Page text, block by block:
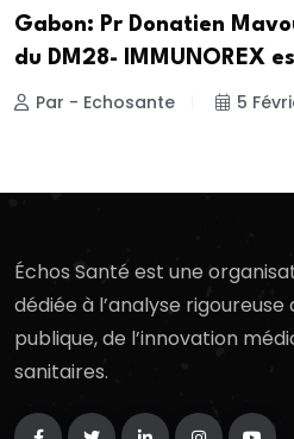
Gabon: Pr Donatien
du DM28- IMMUNOREX
Par - Echosante 5
Échos Santé est une
dédiée à l’analyse
publique, de l’innovation
sanitaires.